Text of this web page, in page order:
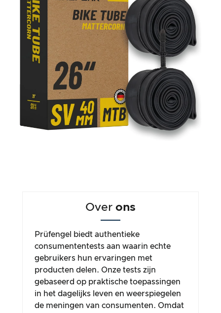
Over ons
Prüfengel biedt authentieke
consumententests aan waarin echte
gebruikers hun ervaringen met
producten delen. Onze tests zijn
gebaseerd op praktische toepassingen
in het dagelijks leven en weerspiegelen
de meningen van consumenten. Omdat